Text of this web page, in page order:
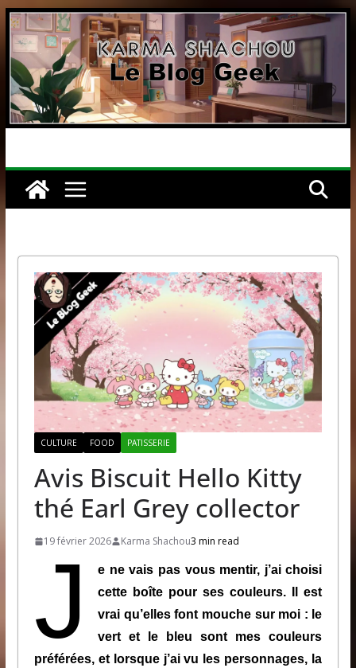
Passer
au
contenu
CULTURE FOOD PATISSERIE
Avis Biscuit Hello Kitty
thé Earl Grey collector
19 février 2026 Karma Shachou3 min read
J
e ne vais pas vous mentir, j’ai choisi
cette boîte pour ses couleurs. Il est
vrai qu’elles font mouche sur moi : le
vert et le bleu sont mes couleurs
préférées, et lorsque j’ai vu les personnages, la